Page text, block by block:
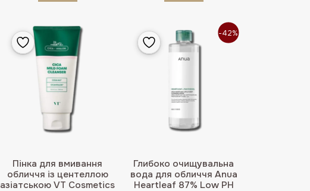
Пінка для вмивання
обличчя із центеллою
азіатською VT Cosmetics
-42%
Глибоко очищувальна
вода для обличчя Anua
Heartleaf 87% Low PH